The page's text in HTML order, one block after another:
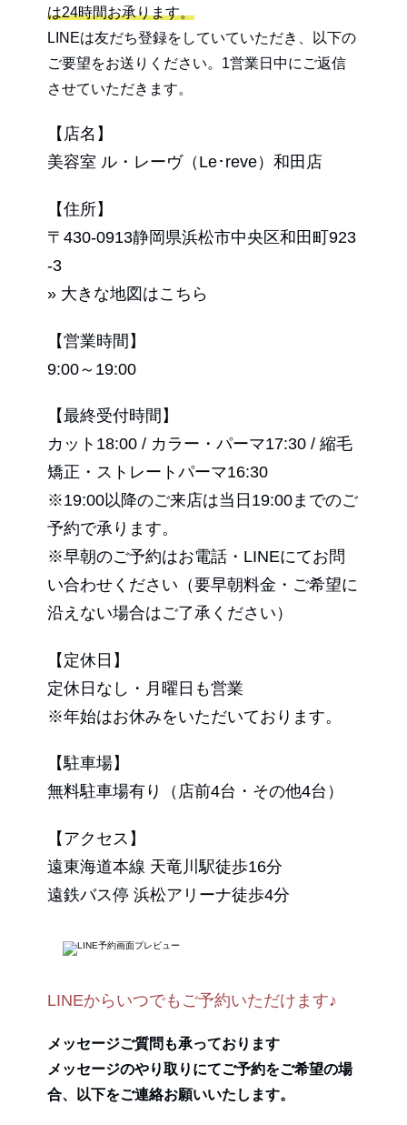
は24時間お承ります。
LINEは友だち登録をしていていただき、以下の
ご要望をお送りください。1営業日中にご返信
させていただきます。
【店名】
美容室 ル・レーヴ（Le･reve）和田店
【住所】
〒430-0913静岡県浜松市中央区和田町923
-3
» 大きな地図はこちら
【営業時間】
9:00～19:00
【最終受付時間】
カット18:00 / カラー・パーマ17:30 / 縮毛
矯正・ストレートパーマ16:30
※19:00以降のご来店は当日19:00までのご
予約で承ります。
※早朝のご予約はお電話・LINEにてお問
い合わせください（要早朝料金・ご希望に
沿えない場合はご了承ください）
【定休日】
定休日なし・月曜日も営業
※年始はお休みをいただいております。
【駐車場】
無料駐車場有り（店前4台・その他4台）
【アクセス】
遠東海道本線 天竜川駅徒歩16分
遠鉄バス停 浜松アリーナ徒歩4分
LINEからいつでもご予約いただけます♪
メッセージご質問も承っております
メッセージのやり取りにてご予約をご希望の場
合、以下をご連絡お願いいたします。